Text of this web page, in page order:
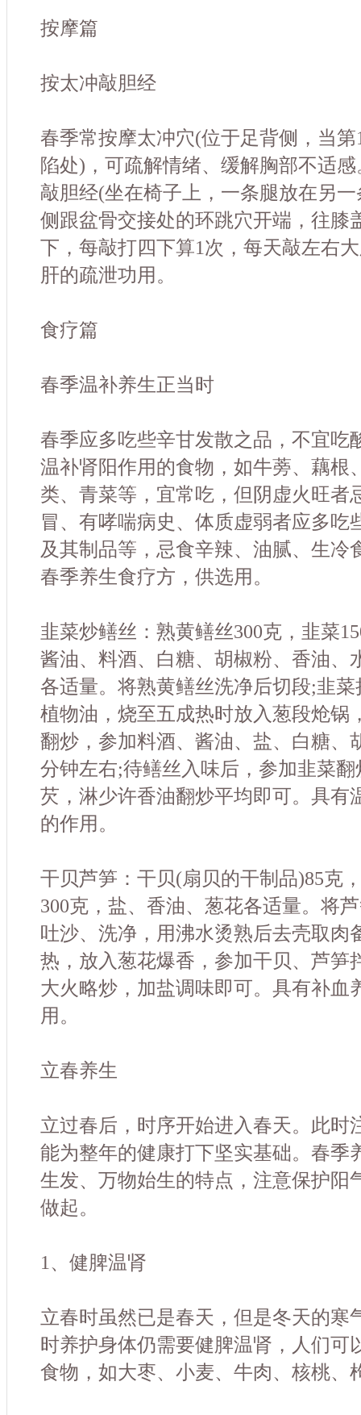
按摩篇
按太冲敲胆经
春季常按摩太冲穴(位于足背侧，当
陷处)，可疏解情绪、缓解胸部不适
敲胆经(坐在椅子上，一条腿放在另
侧跟盆骨交接处的环跳穴开端，往膝
下，每敲打四下算1次，每天敲左右
肝的疏泄功用。
食疗篇
春季温补养生正当时
春季应多吃些辛甘发散之品，不宜吃
温补肾阳作用的食物，如牛蒡、藕根
类、青菜等，宜常吃，但阴虚火旺者
冒、有哮喘病史、体质虚弱者应多吃
及其制品等，忌食辛辣、油腻、生冷
春季养生食疗方，供选用。
韭菜炒鳝丝：熟黄鳝丝300克，韭菜
酱油、料酒、白糖、胡椒粉、香油、
各适量。将熟黄鳝丝洗净后切段;韭
植物油，烧至五成热时放入葱段炝锅
翻炒，参加料酒、酱油、盐、白糖、
分钟左右;待鳝丝入味后，参加韭菜
芡，淋少许香油翻炒平均即可。具有
的作用。
干贝芦笋：干贝(扇贝的干制品)85克
300克，盐、香油、葱花各适量。将
吐沙、洗净，用沸水烫熟后去壳取肉
热，放入葱花爆香，参加干贝、芦笋
大火略炒，加盐调味即可。具有补血
用。
立春养生
立过春后，时序开始进入春天。此时
能为整年的健康打下坚实基础。春季
生发、万物始生的特点，注意保护阳
做起。
1、健脾温肾
立春时虽然已是春天，但是冬天的寒
时养护身体仍需要健脾温肾，人们可
食物，如大枣、小麦、牛肉、核桃、